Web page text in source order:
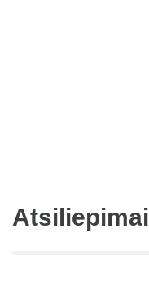
Atsiliepimai